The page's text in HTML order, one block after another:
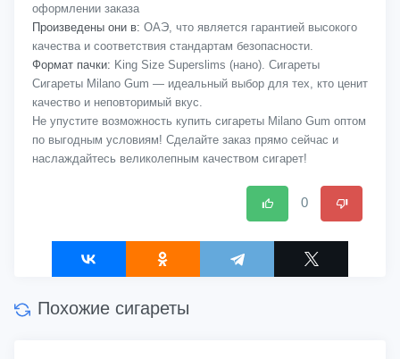
оформлении заказа
Произведены они в: ОАЭ, что является гарантией высокого
качества и соответствия стандартам безопасности.
Формат пачки: King Size Superslims (нано). Сигареты
Сигареты Milano Gum — идеальный выбор для тех, кто ценит
качество и неповторимый вкус.
Не упустите возможность купить сигареты Milano Gum оптом
по выгодным условиям! Сделайте заказ прямо сейчас и
наслаждайтесь великолепным качеством сигарет!
0
Похожие сигареты